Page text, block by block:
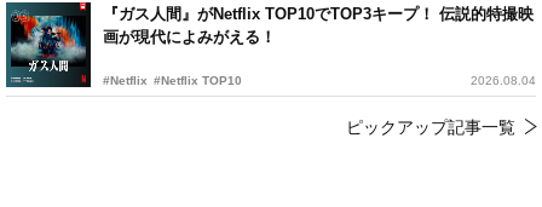
『ガス人間』がNetflix TOP10でTOP3キープ！ 伝説的特撮映
画が現代によみがえる！
#Netflix #Netflix TOP10 2026.08.04
ピックアップ記事一覧